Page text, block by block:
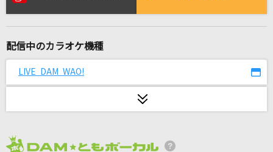
Snow halation
[生音]地上の星
配信中のカラオケ機種
LIVE DAM WAO!